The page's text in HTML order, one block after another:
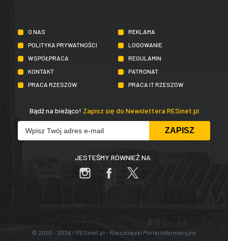
O NAS
REKLAMA
POLITYKA PRYWATNOŚCI
LOGOWANIE
WSPÓŁPRACA
REGULAMIN
KONTAKT
PATRONAT
PRACA RZESZÓW
PRACA IT RZESZÓW
Bądź na bieżąco! Zapisz się do Newslettera RESinet.pl
JESTEŚMY RÓWNIEŻ NA:
© 2000 - 2026 / RESinet.pl - Rzeszowski Portal Informacyjny